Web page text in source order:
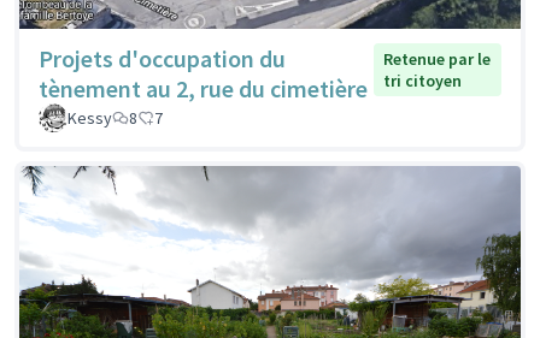
Projets d'occupation du
tènement au 2, rue du cimetière
Retenue par le
tri citoyen
Kessy
8 7